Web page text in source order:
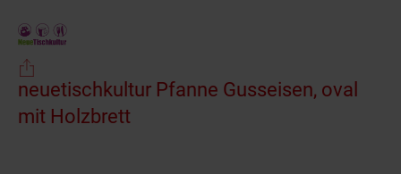
neuetischkultur Pfanne Gusseisen, oval
mit Holzbrett